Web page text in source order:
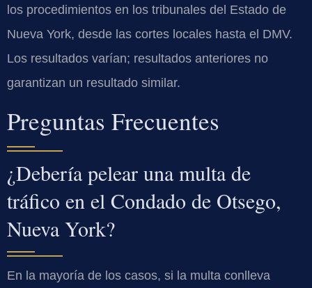
los procedimientos en los tribunales del Estado de
Nueva York, desde las cortes locales hasta el DMV.
Los resultados varían; resultados anteriores no
garantizan un resultado similar.
Preguntas Frecuentes
¿Debería pelear una multa de
tráfico en el Condado de Otsego,
Nueva York?
En la mayoría de los casos, si la multa conlleva